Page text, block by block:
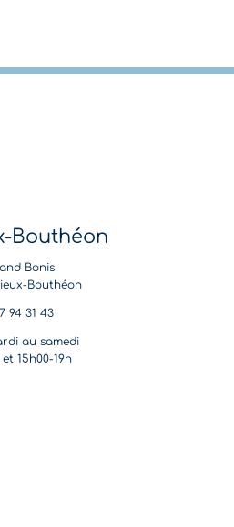
Bouthéon
Bonis
Bouthéon
94 31 43
au samedi
15h00-19h